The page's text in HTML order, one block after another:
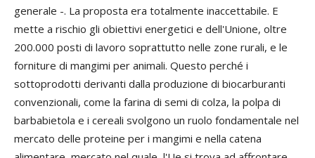
generale -. La proposta era totalmente inaccettabile. E
mette a rischio gli obiettivi energetici e dell'Unione, oltre
200.000 posti di lavoro soprattutto nelle zone rurali, e le
forniture di mangimi per animali. Questo perché i
sottoprodotti derivanti dalla produzione di biocarburanti
convenzionali, come la farina di semi di colza, la polpa di
barbabietola e i cereali svolgono un ruolo fondamentale nel
mercato delle proteine per i mangimi e nella catena